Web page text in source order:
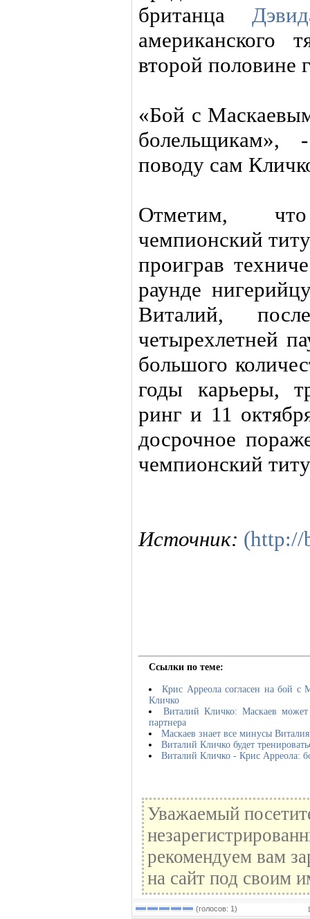
британца
американского
второй половине
«Бой с
болельщикам»,
поводу сам
Отметим,
чемпионский
проиграв
раунде
Виталий,
четырехлетней
большого
годы карьеры,
ринг и 11
досрочное
чемпионский
Источник: (http://
Ссылки по теме:
Крис Арреола согласен на бой с
Кличко
Виталий Кличко: Маскаев может
партнера
Маскаев знает все минусы
Виталий Кличко будет
Виталий Кличко - Крис Арреола:
Уважаемый
рекомендуем вам
на сайт под своим
(голосов: 1)